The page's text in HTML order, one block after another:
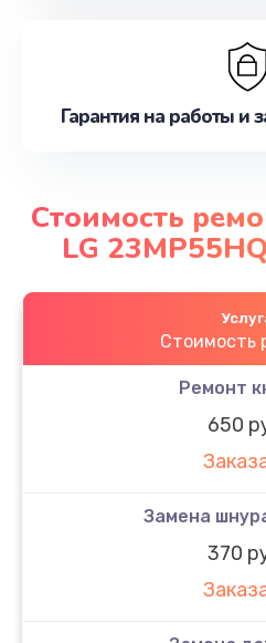
Гарантия на работы и
Стоимость
LG
Стоимость
Ремонт
650
Замена
370